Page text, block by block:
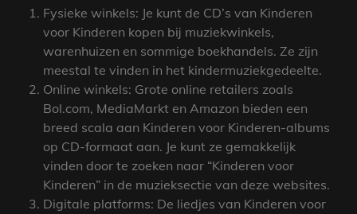
Fysieke winkels: Je kunt de CD’s van Kinderen
voor Kinderen kopen bij muziekwinkels,
warenhuizen en sommige boekhandels. Ze zijn
meestal te vinden in het kindermuziekgedeelte.
Online winkels: Grote online retailers zoals
Bol.com, MediaMarkt en Amazon bieden een
breed scala aan Kinderen voor Kinderen-albums
op CD-formaat aan. Je kunt ze gemakkelijk
vinden door te zoeken naar “Kinderen voor
Kinderen” in de muzieksectie van deze websites.
Digitale platforms: De liedjes van Kinderen voor